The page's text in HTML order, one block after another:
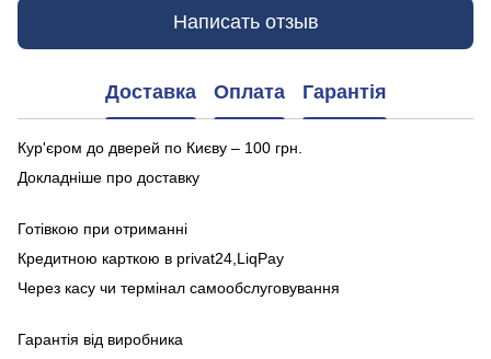
Написать отзыв
Доставка Оплата Гарантія
Кур'єром до дверей по Києву – 100 грн.
Докладніше про доставку
Готівкою при отриманні
Кредитною карткою в privat24,LiqPay
Через касу чи термінал самообслуговування
Гарантія від виробника